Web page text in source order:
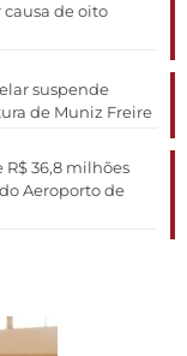
de oito
suspende
de Muniz Freire
R$ 36,8 milhões
Aeroporto de